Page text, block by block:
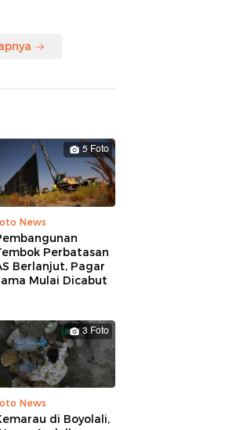
5 Foto
News
Perbatasan
Berlanjut, Pagar
Mulai Dicabut
3 Foto
News
di Boyolali,